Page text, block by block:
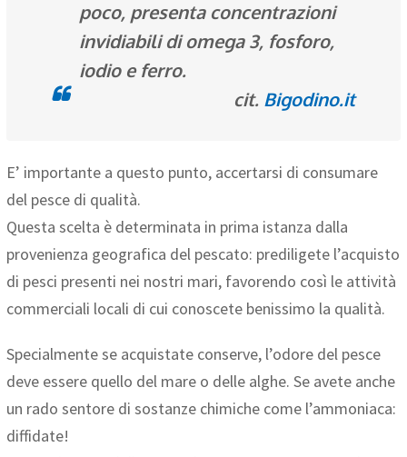
poco, presenta concentrazioni
invidiabili di omega 3, fosforo,
iodio e ferro.
cit. Bigodino.it
E’ importante a questo punto, accertarsi di consumare
del pesce di qualità.
Questa scelta è determinata in prima istanza dalla
provenienza geografica del pescato: prediligete l’acquisto
di pesci presenti nei nostri mari, favorendo così le attività
commerciali locali di cui conoscete benissimo la qualità.
Specialmente se acquistate conserve, l’odore del pesce
deve essere quello del mare o delle alghe. Se avete anche
un rado sentore di sostanze chimiche come l’ammoniaca:
diffidate!